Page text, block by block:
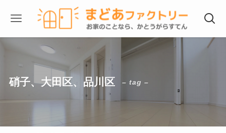
硝子、大田区、品川区 – tag –